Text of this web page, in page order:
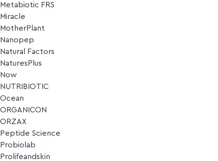
Metabiotic FRS
Miracle
MotherPlant
Nanopep
Natural Factors
NaturesPlus
Now
NUTRIBIOTIC
Ocean
ORGANICON
ORZAX
Peptide Science
Probiolab
Prolifeandskin